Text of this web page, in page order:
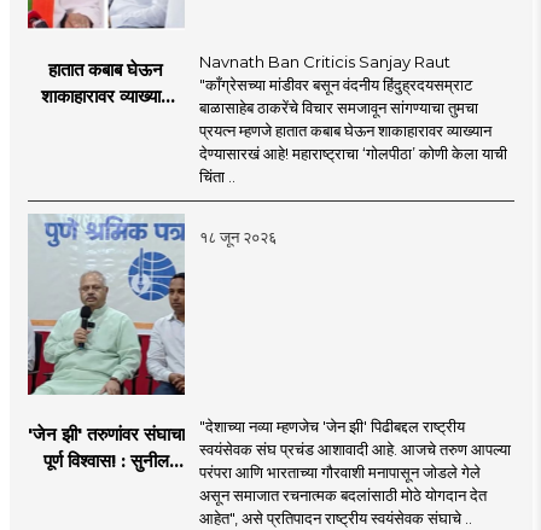
हातात कबाब घेऊन
शाकाहारावर व्याख्यान
Navnath Ban Criticis Sanjay Raut
"काँग्रेसच्या मांडीवर बसून वंदनीय हिंदुह्रदयसम्राट
बाळासाहेब ठाकरेंचे विचार समजावून सांगण्याचा तुमचा
प्रयत्न म्हणजे हातात कबाब घेऊन शाकाहारावर व्याख्यान
देण्यासारखं आहे! महाराष्ट्राचा ‘गोलपीठा’ कोणी केला याची
चिंता ..
१८ जून २०२६
'जेन झी' तरुणांवर संघाचा
पूर्ण विश्वास! : सुनील
"देशाच्या नव्या म्हणजेच 'जेन झी' पिढीबद्दल राष्ट्रीय
स्वयंसेवक संघ प्रचंड आशावादी आहे. आजचे तरुण आपल्या
परंपरा आणि भारताच्या गौरवाशी मनापासून जोडले गेले
असून समाजात रचनात्मक बदलांसाठी मोठे योगदान देत
आहेत", असे प्रतिपादन राष्ट्रीय स्वयंसेवक संघाचे ..